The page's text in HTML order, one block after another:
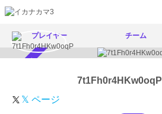
プレイヤー チーム
7t1Fh0r4HKw0oqP
𝕏 ページ